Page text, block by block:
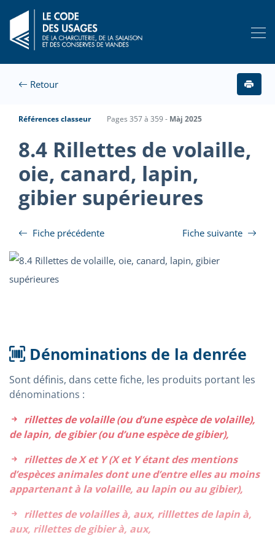
Retour
Références classeur Pages 357 à 359 - Màj 2025
8.4 Rillettes de volaille,
oie, canard, lapin,
gibier supérieures
Fiche précédente Fiche suivante
Dénominations de la denrée
Sont définis, dans cette fiche, les produits portant les
dénominations :
rillettes de volaille (ou d’une espèce de volaille),
de lapin, de gibier (ou d’une espèce de gibier),
rillettes de X et Y (X et Y étant des mentions
d’espèces animales dont une d’entre elles au moins
appartenant à la volaille, au lapin ou au gibier),
rillettes de volailles à, aux, rilllettes de lapin à,
aux, rillettes de gibier à, aux,